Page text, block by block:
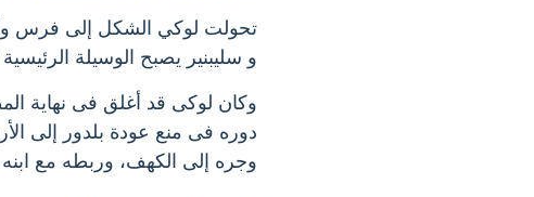
تحولت لوكي الشكل إلى فرس
و سليبنير يصبح الوسيلة
وكان لوكى قد أغلق فى نهاية
دوره فى منع عودة بلدور إلى
وجره إلى الكهف، وربطه مع